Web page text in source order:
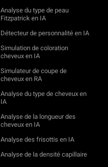
Analyse du type de peau
Fitzpatrick en IA
Détecteur de personnalité en IA
Simulation de coloration
cheveux en IA
Simulateur de coupe de
cheveux en RA
Analyse du type de cheveux en
IA
Analyse de la longueur des
cheveux en IA
Analyse des frisottis en IA
Analyse de la densité capillaire